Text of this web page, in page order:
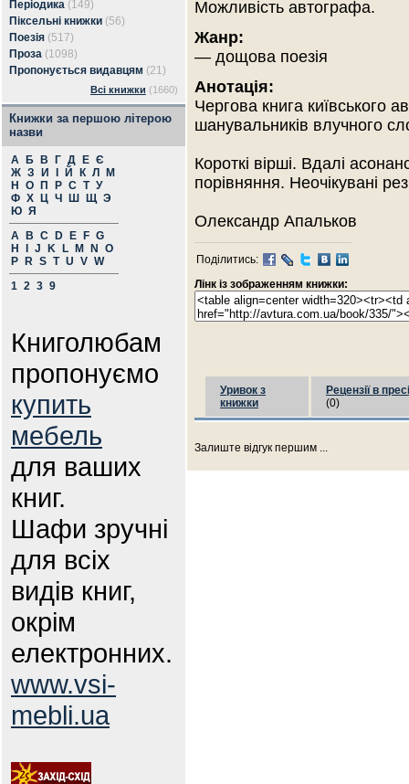
Періодика (149)
Піксельні книжки (56)
Поезія (517)
Проза (1098)
Пропонується видавцям (21)
Всі книжки (1660)
Книжки за першою літерою
назви
А Б В Г Д Е Є
Ж З И Й К Л
М
Н
О П Р С Т У
Ф Х Ц Ч Ш Щ Э
Ю Я
A
B C D E F G
H
J K L M N
O
P
R S T U V W
1 2 3 9
Книголюбам
пропонуємо
купить
мебель
для ваших
книг.
Шафи зручні
для всіх
видів книг,
окрім
електронних.
www.vsi-
mebli.ua
Можливість автографа.
Жанр:
— дощова поезія
Анотація:
Чергова книга київського
шанувальників влучного
Короткі вірші. Вдалі
порівняння. Неочікувані
Олександр Апальков
Поділитись:
Лінк із зображенням книжки:
Уривок з
книжки
Рецензії в пресі
(0)
Залиште відгук першим ...